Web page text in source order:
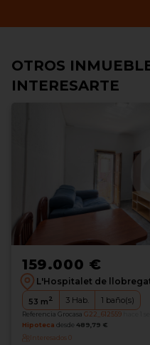
OTROS
INTERESARTE
159.000 €
L'Hospitalet de
53 m2 3 Hab. 1 baño(s)
Referencia Grocasa G22_612559
Hipoteca desde 489,79 €
Interesados0